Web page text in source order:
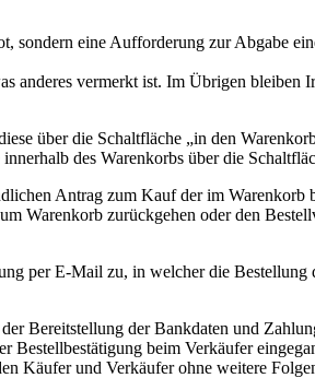
eine Aufforderung zur Abgabe
anderes vermerkt ist. Im Übrigen bleiben
über die Schaltfläche „in den
des Warenkorbs über die
Antrag zum Kauf der im
Warenkorb zurückgehen oder den
per E-Mail zu, in welcher die
Bereitstellung der Bankdaten und
beim Verkäufer
und Verkäufer ohne weitere